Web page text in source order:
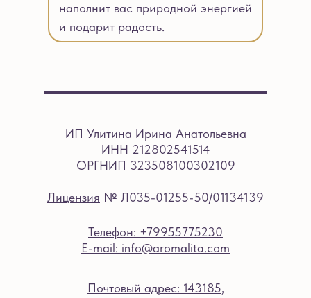
наполнит вас природной энергией
и подарит радость.
ИП Улитина Ирина Анатольевна
ИНН 212802541514
ОРГНИП 323508100302109
Лицензия № Л035-01255-50/01134139
Телефон: +79955775230
E-mail: info@aromalita.com
Почтовый адрес: 143185,